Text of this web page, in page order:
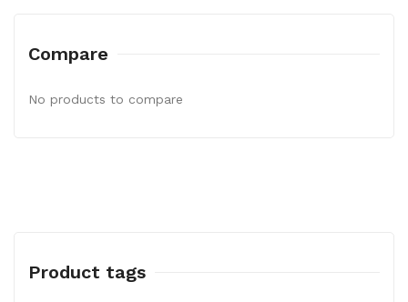
Compare
No products to compare
Product tags